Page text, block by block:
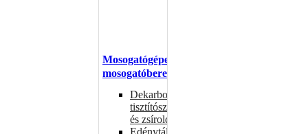
Mosogatógépek,
mosogatóberendezések
Dekarbonizáló
tisztítószerek
és zsíroldók